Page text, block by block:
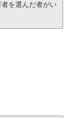
を選んだ者がい